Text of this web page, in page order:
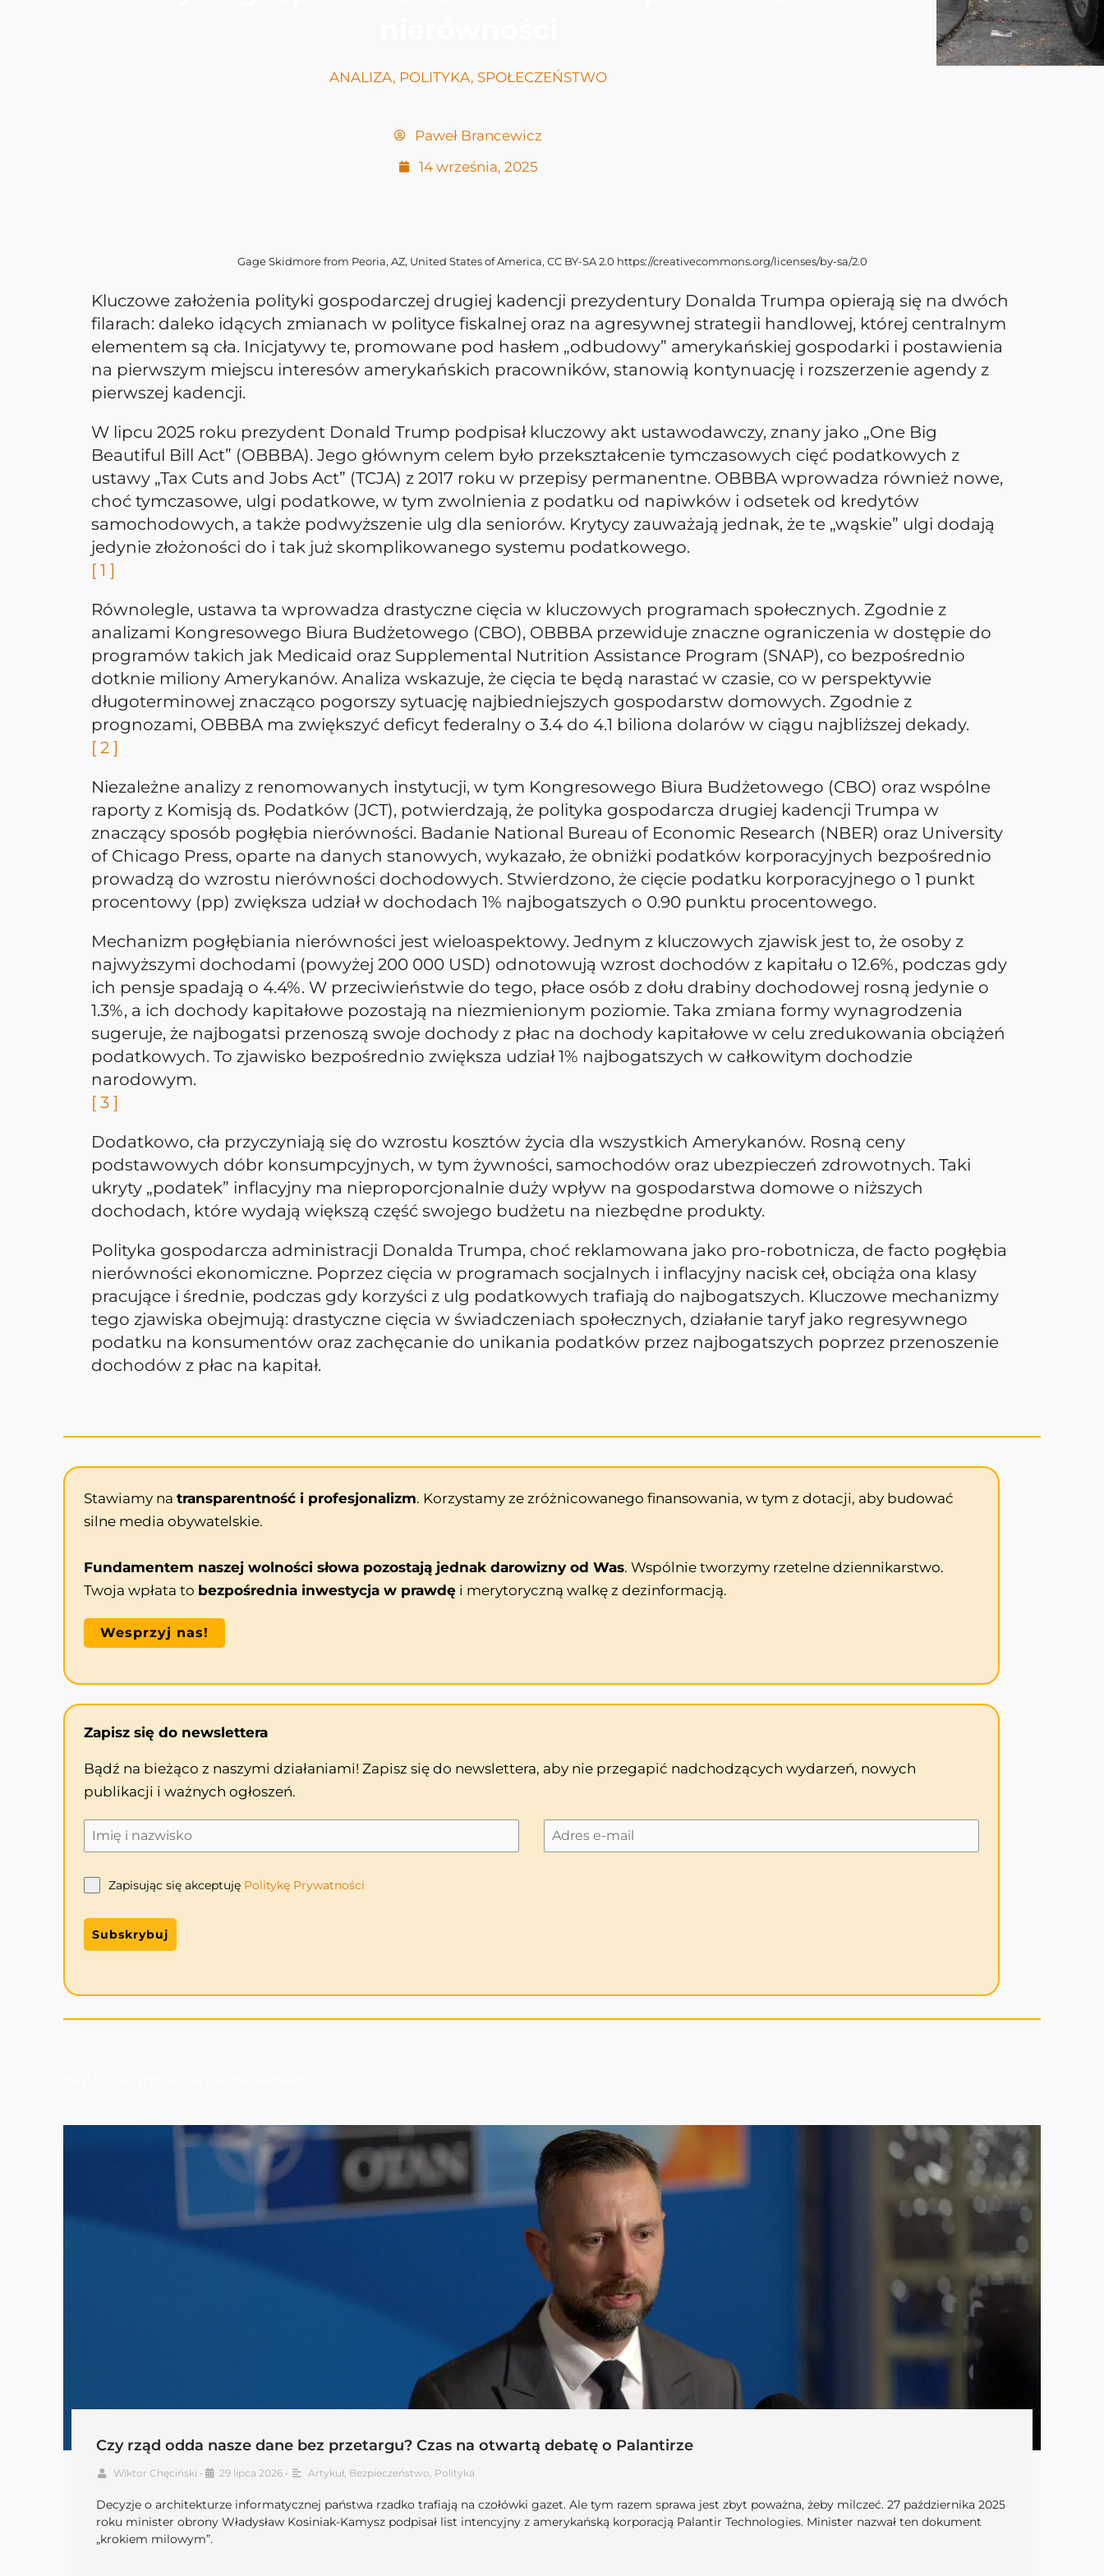
ANALIZA, POLITYKA, SPOŁECZEŃSTWO
Paweł Brancewicz
14 września, 2025
Gage Skidmore from Peoria, AZ, United States of America, CC BY-SA 2.0 https://creativecommons.org/licenses/by-sa/2.0
Kluczowe założenia polityki gospodarczej drugiej kadencji prezydentury Donalda Trumpa opierają się na dwóch
filarach: daleko idących zmianach w polityce fiskalnej oraz na agresywnej strategii handlowej, której centralnym
elementem są cła. Inicjatywy te, promowane pod hasłem „odbudowy” amerykańskiej gospodarki i postawienia
na pierwszym miejscu interesów amerykańskich pracowników, stanowią kontynuację i rozszerzenie agendy z
pierwszej kadencji.
W lipcu 2025 roku prezydent Donald Trump podpisał kluczowy akt ustawodawczy, znany jako „One Big
Beautiful Bill Act” (OBBBA). Jego głównym celem było przekształcenie tymczasowych cięć podatkowych z
ustawy „Tax Cuts and Jobs Act” (TCJA) z 2017 roku w przepisy permanentne. OBBBA wprowadza również nowe,
choć tymczasowe, ulgi podatkowe, w tym zwolnienia z podatku od napiwków i odsetek od kredytów
samochodowych, a także podwyższenie ulg dla seniorów. Krytycy zauważają jednak, że te „wąskie” ulgi dodają
jedynie złożoności do i tak już skomplikowanego systemu podatkowego.
[ 1 ]
Równolegle, ustawa ta wprowadza drastyczne cięcia w kluczowych programach społecznych. Zgodnie z
analizami Kongresowego Biura Budżetowego (CBO), OBBBA przewiduje znaczne ograniczenia w dostępie do
programów takich jak Medicaid oraz Supplemental Nutrition Assistance Program (SNAP), co bezpośrednio
dotknie miliony Amerykanów. Analiza wskazuje, że cięcia te będą narastać w czasie, co w perspektywie
długoterminowej znacząco pogorszy sytuację najbiedniejszych gospodarstw domowych. Zgodnie z
prognozami, OBBBA ma zwiększyć deficyt federalny o 3.4 do 4.1 biliona dolarów w ciągu najbliższej dekady.
[ 2 ]
Niezależne analizy z renomowanych instytucji, w tym Kongresowego Biura Budżetowego (CBO) oraz wspólne
raporty z Komisją ds. Podatków (JCT), potwierdzają, że polityka gospodarcza drugiej kadencji Trumpa w
znaczący sposób pogłębia nierówności. Badanie National Bureau of Economic Research (NBER) oraz University
of Chicago Press, oparte na danych stanowych, wykazało, że obniżki podatków korporacyjnych bezpośrednio
prowadzą do wzrostu nierówności dochodowych. Stwierdzono, że cięcie podatku korporacyjnego o 1 punkt
procentowy (pp) zwiększa udział w dochodach 1% najbogatszych o 0.90 punktu procentowego.
Mechanizm pogłębiania nierówności jest wieloaspektowy. Jednym z kluczowych zjawisk jest to, że osoby z
najwyższymi dochodami (powyżej 200 000 USD) odnotowują wzrost dochodów z kapitału o 12.6%, podczas gdy
ich pensje spadają o 4.4%. W przeciwieństwie do tego, płace osób z dołu drabiny dochodowej rosną jedynie o
1.3%, a ich dochody kapitałowe pozostają na niezmienionym poziomie. Taka zmiana formy wynagrodzenia
sugeruje, że najbogatsi przenoszą swoje dochody z płac na dochody kapitałowe w celu zredukowania obciążeń
podatkowych. To zjawisko bezpośrednio zwiększa udział 1% najbogatszych w całkowitym dochodzie
narodowym.
[ 3 ]
Dodatkowo, cła przyczyniają się do wzrostu kosztów życia dla wszystkich Amerykanów. Rosną ceny
podstawowych dóbr konsumpcyjnych, w tym żywności, samochodów oraz ubezpieczeń zdrowotnych. Taki
ukryty „podatek” inflacyjny ma nieproporcjonalnie duży wpływ na gospodarstwa domowe o niższych
dochodach, które wydają większą część swojego budżetu na niezbędne produkty.
Polityka gospodarcza administracji Donalda Trumpa, choć reklamowana jako pro-robotnicza, de facto pogłębia
nierówności ekonomiczne. Poprzez cięcia w programach socjalnych i inflacyjny nacisk ceł, obciąża ona klasy
pracujące i średnie, podczas gdy korzyści z ulg podatkowych trafiają do najbogatszych. Kluczowe mechanizmy
tego zjawiska obejmują: drastyczne cięcia w świadczeniach społecznych, działanie taryf jako regresywnego
podatku na konsumentów oraz zachęcanie do unikania podatków przez najbogatszych poprzez przenoszenie
dochodów z płac na kapitał.
Stawiamy na transparentność i profesjonalizm. Korzystamy ze zróżnicowanego finansowania, w tym z dotacji, aby budować
silne media obywatelskie.
Fundamentem naszej wolności słowa pozostają jednak darowizny od Was. Wspólnie tworzymy rzetelne dziennikarstwo.
Twoja wpłata to bezpośrednia inwestycja w prawdęi merytoryczną walkę z dezinformacją.
Wesprzyj nas!
Zapisz się do newslettera
Bądź na bieżąco z naszymi działaniami! Zapisz się do newslettera, aby nie przegapić nadchodzących wydarzeń, nowych
publikacji i ważnych ogłoszeń.
Zapisując się akceptuję PolitykęPrywatności
Subskrybuj
Czy rząd odda nasze dane bez przetargu? Czas na otwartą debatę o Palantirze
Wiktor Chęciński • 29 lipca 2026 • Artykuł Bezpieczeństwo Polityka
Decyzje o architekturze informatycznej państwa rzadko trafiają na czołówki gazet. Ale tym razem sprawa jest zbyt poważna, żeby milczeć. 27 października 2025
roku minister obrony Władysław Kosiniak-Kamysz podpisał list intencyjny z amerykańską korporacją Palantir Technologies. Minister nazwał ten dokument
„krokiem milowym”.